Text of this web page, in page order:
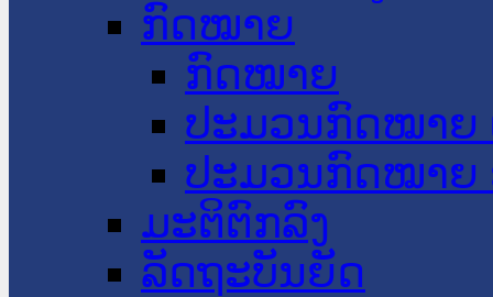
ກົດໝາຍ
ກົດໝາຍ
ປະມວນກົດໝາຍ
ປະມວນກົດໝາຍ
ມະຕິຕົກລົງ
ລັດຖະບັນຍັດ